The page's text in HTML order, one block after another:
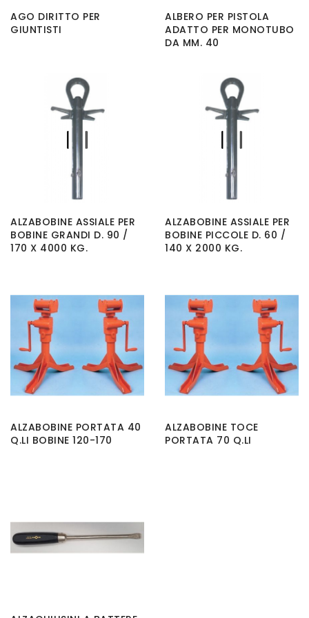
AGO DIRITTO PER
GIUNTISTI
ALBERO PER PISTOLA
ADATTO PER MONOTUBO
DA MM. 40
ALZABOBINE ASSIALE PER
BOBINE GRANDI D. 90 /
170 X 4000 KG.
ALZABOBINE ASSIALE PER
BOBINE PICCOLE D. 60 /
140 X 2000 KG.
ALZABOBINE PORTATA 40
Q.LI BOBINE 120-170
ALZABOBINE TOCE
PORTATA 70 Q.LI